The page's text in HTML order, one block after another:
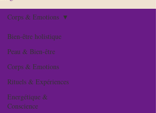
Bien-être holistique
Peau & Bien-être
Corps & Emotions
Rituels & Expériences
Energétique &
Conscience
Corps & Emotions